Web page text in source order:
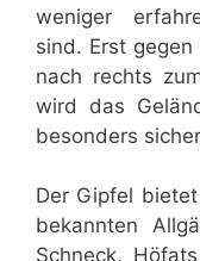
weniger
sind. Erst
nach rechts
wird das
besonders
Der Gipfel
bekannten
Schneck,